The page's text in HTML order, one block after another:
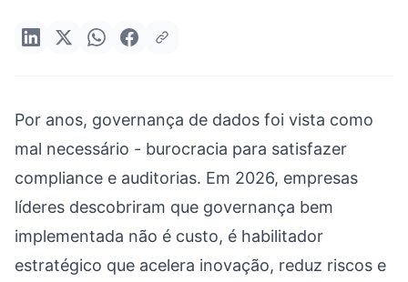
Por anos, governança de dados foi vista como
mal necessário - burocracia para satisfazer
compliance e auditorias. Em 2026, empresas
líderes descobriram que governança bem
implementada não é custo, é habilitador
estratégico que acelera inovação, reduz riscos e